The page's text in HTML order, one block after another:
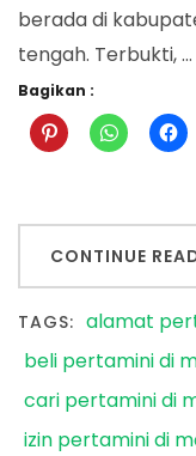
berada di
tengah. Terbukti, …
Bagikan :
CONTINUE
TAGS: alamat
beli pertamini di
cari pertamini di
izin pertamini di